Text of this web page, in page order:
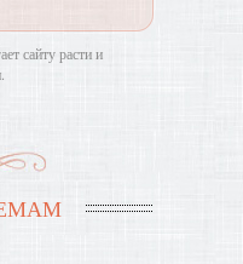
сайту расти и